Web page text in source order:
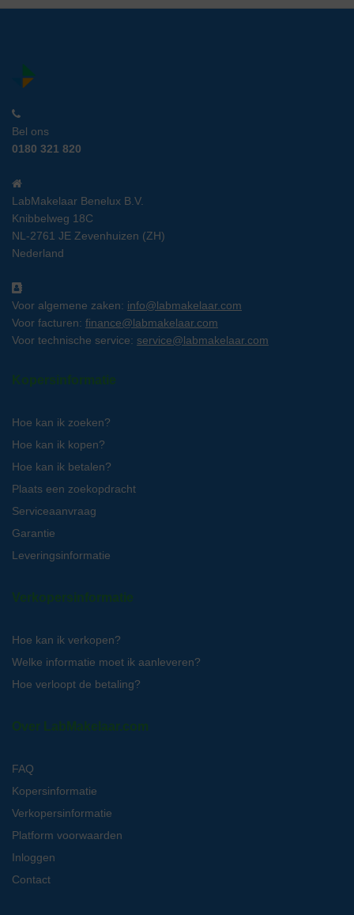
Bel ons
0180 321 820
LabMakelaar Benelux B.V.
Knibbelweg 18C
NL-2761 JE Zevenhuizen (ZH)
Nederland
Voor algemene zaken: info@labmakelaar.com
Voor facturen: finance@labmakelaar.com
Voor technische service: service@labmakelaar.com
Kopersinformatie
Hoe kan ik zoeken?
Hoe kan ik kopen?
Hoe kan ik betalen?
Plaats een zoekopdracht
Serviceaanvraag
Garantie
Leveringsinformatie
Verkopersinformatie
Hoe kan ik verkopen?
Welke informatie moet ik aanleveren?
Hoe verloopt de betaling?
Over LabMakelaar.com
FAQ
Kopersinformatie
Verkopersinformatie
Platform voorwaarden
Inloggen
Contact